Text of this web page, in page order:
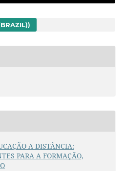
A DISTÂNCIA:
PARA A FORMAÇÃO,